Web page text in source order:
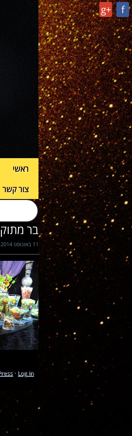
g+ f
ראשי
צור קשר
בר
11 באוגוסט 2014
· Log in